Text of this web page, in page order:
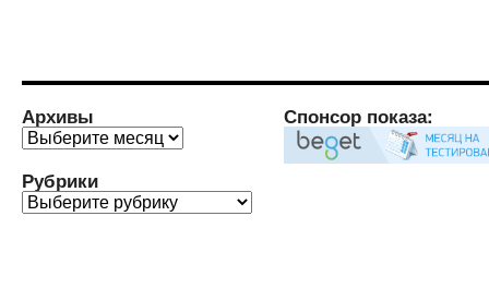
Архивы
Архивы
Рубрики
Рубрики
Спонсор показа: